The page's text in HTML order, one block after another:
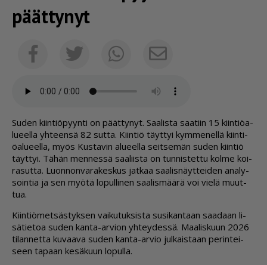
päättynyt
FacebookTwitterWhatsappSähköposti
Su­den kiin­ti­ö­pyyn­ti on päät­ty­nyt. Saa­lis­ta saa­tiin 15 kiin­ti­öa­
lu­eel­la yh­teen­sä 82 sut­ta. Kiin­tiö täyt­tyi kym­me­nel­lä kiin­ti­
öa­lu­eel­la, myös Kus­ta­vin alu­eel­la seit­se­män su­den kiin­tiö
täyt­tyi. Tä­hän men­nes­sä saa­liis­ta on tun­nis­tet­tu kol­me koi­
ra­sut­ta. Luon­non­va­ra­kes­kus jat­kaa saa­lis­näyt­tei­den ana­ly­
soin­tia ja sen myö­tä lo­pul­li­nen saa­lis­mää­rä voi vie­lä muut­
tua.
Kiin­ti­ö­met­säs­tyk­sen vai­ku­tuk­sis­ta su­si­kan­taan saa­daan li­
sä­tie­toa su­den kan­ta-ar­vi­on yh­tey­des­sä. Maa­lis­kuun 2026
ti­lan­net­ta ku­vaa­va su­den kan­ta-ar­vio jul­kais­taan pe­rin­tei­
seen ta­paan ke­sä­kuun lo­pul­la.